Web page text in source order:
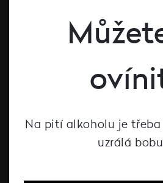
Bílé víno
Červené
Na pití alkoholu je
uzrálá